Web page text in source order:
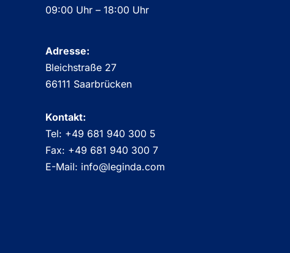
09:00 Uhr – 18:00 Uhr
Adresse:
Bleichstraße 27
66111 Saarbrücken
Kontakt:
Tel: +49 681 940 300 5
Fax: +49 681 940 300 7
E-Mail: info@leginda.com